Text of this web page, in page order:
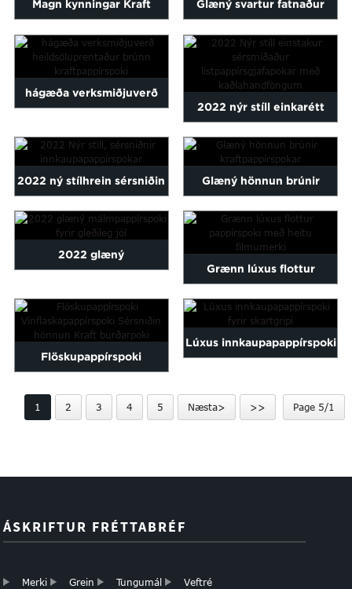
Maltese
Burmese
Persian
Sinhala
Sundanese
Thai
Magn kynningar Kraft
pappírspoki
skartgripapakka...
Glæný svartur fatnaður
Einstakur pappírspoki með
...
hágæða verksmiðjuverð
2022 nýr stíll einkarétt
sérsmíðaður listpappír ...
2022 ný stílhrein sérsniðin
innkaupapappír ...
Glæný hönnun brúnir
kraftpappírspokar
2022 glæný
Merry Chr...
Grænn lúxus flottur
pappírspoki með heitu
filmumerki
Flöskupappírspoki
Sérsniðin...
Lúxus innkaupapappírspoki
1 2 3 4 5 Næsta> >> Page 5/1
ÁSKRIFTUR FRÉTTABRÉF
Merki Grein Tungumál
Veftré